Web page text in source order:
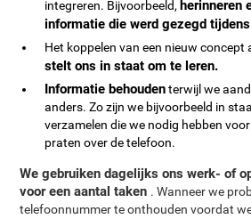
integreren. Bijvoorbeeld, herinneren
informatie die werd gezegd
Het koppelen van een nieuw concept
stelt ons in staat om te leren.
Informatie behoudenterwijl we
anders. Zo zijn we bijvoorbeeld in
verzamelen die we nodig hebben
praten over de telefoon.
We gebruiken dagelijks ons werk- of
voor een aantal taken . Wanneer we
telefoonnummer te onthouden voordat